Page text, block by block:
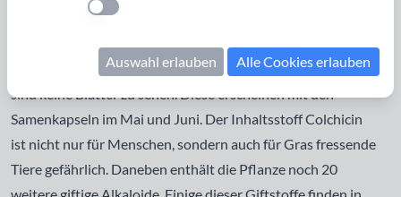
Krokus und deshalb wird die Pflanze manchmal auch
Herbstkrokus genannt. Sie wächst vor allem auf feuchten,
nährstoffreichen Wiesen und blüht im Herbst. Zu dieser Zeit
sind keine Blätter zu sehen. Diese erscheinen mit den
Samenkapseln im Mai und Juni. Der Inhaltsstoff Colchicin
ist nicht nur für Menschen, sondern auch für Gras fressende
Tiere gefährlich. Daneben enthält die Pflanze noch 20
Einstellung anwenden
Auswahl erlauben Alle Cookies erlauben